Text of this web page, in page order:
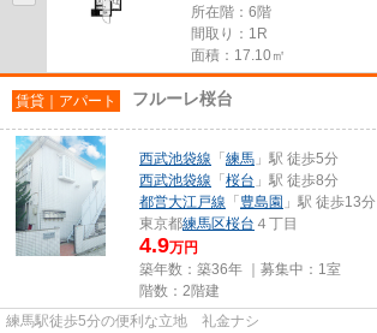
所在階：6階
間取り：1R
面積：17.10㎡
賃貸｜アパート フルーレ桜台
西武池袋線 「 練馬 」駅 徒歩5分
西武池袋線 「 桜台 」駅 徒歩8分
都営大江戸線 「 豊島園 」駅 徒歩13分
東京都練馬区桜台 ４丁目
4.9万円
築年数：築36年 ｜募集中： 1室
階数：2階建
練馬駅徒歩5分の便利な立地 礼金ナシ